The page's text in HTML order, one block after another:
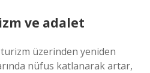
ve adalet
üzerinden yeniden
nüfus katlanarak artar,